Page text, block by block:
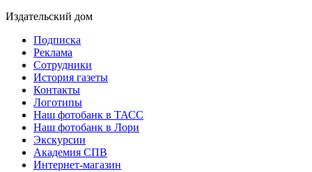
Издательский дом
Подписка
Реклама
Сотрудники
История газеты
Контакты
Логотипы
Наш фотобанк в ТАСС
Наш фотобанк в Лори
Экскурсии
Академия СПВ
Интернет-магазин